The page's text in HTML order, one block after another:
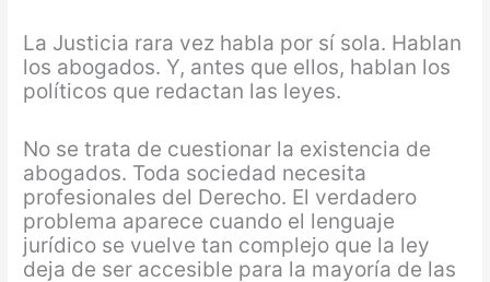
La Justicia rara vez habla por sí sola. Hablan
los abogados. Y, antes que ellos, hablan los
políticos que redactan las leyes.
No se trata de cuestionar la existencia de
abogados. Toda sociedad necesita
profesionales del Derecho. El verdadero
problema aparece cuando el lenguaje
jurídico se vuelve tan complejo que la ley
deja de ser accesible para la mayoría de las